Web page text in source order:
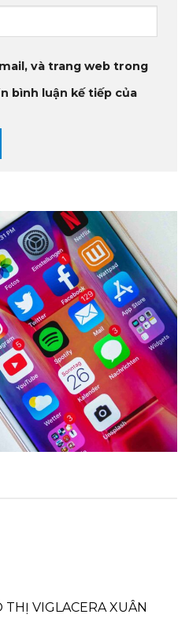
và trang web trong
bình luận kế tiếp của
THỊ VIGLACERA XUÂN